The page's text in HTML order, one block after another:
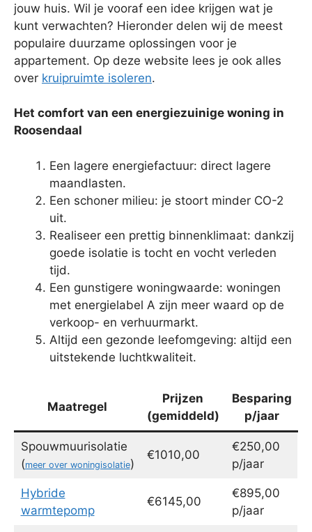
jouw huis. Wil je vooraf een idee krijgen wat je
kunt verwachten? Hieronder delen wij de meest
populaire duurzame oplossingen voor je
appartement. Op deze website lees je ook alles
over kruipruimte isoleren.
Het comfort van een energiezuinige woning in
Roosendaal
Een lagere energiefactuur: direct lagere
maandlasten.
Een schoner milieu: je stoort minder CO-2
uit.
Realiseer een prettig binnenklimaat: dankzij
goede isolatie is tocht en vocht verleden
tijd.
Een gunstigere woningwaarde: woningen
met energielabel A zijn meer waard op de
verkoop- en verhuurmarkt.
Altijd een gezonde leefomgeving: altijd een
uitstekende luchtkwaliteit.
Maatregel
Prijzen
(gemiddeld)
Besparing
p/jaar
Spouwmuurisolatie
(meer over woningisolatie)
€1010,00
€250,00
p/jaar
Hybride
warmtepomp
€6145,00
€895,00
p/jaar